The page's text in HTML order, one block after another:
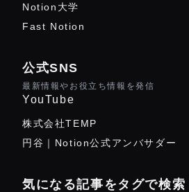
Notion大学
Fast Notion
公式SNS
最新情報やお役立ち情報を発信
YouTube
株式会社TEMP
円谷｜Notion公式アンバサダー
気になる記事をタグで検索